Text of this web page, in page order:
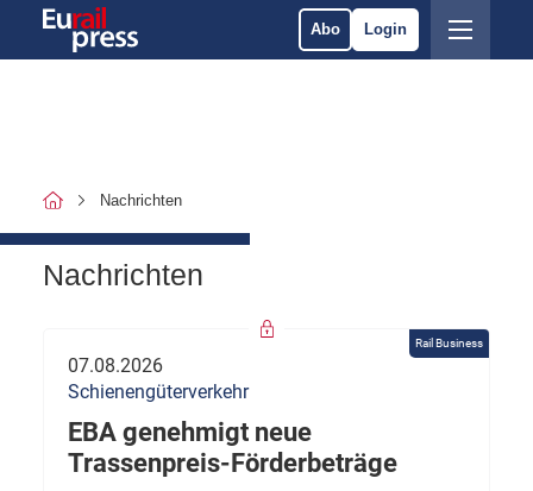
Abo Login
Nachrichten
Nachrichten
Rail Business
07.08.2026
Schienengüterverkehr
EBA genehmigt neue
Trassenpreis-Förderbeträge